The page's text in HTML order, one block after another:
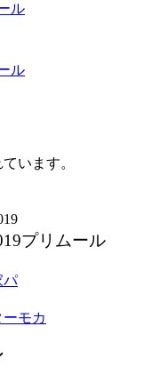
ル
ル
います。
プリムール
モカ